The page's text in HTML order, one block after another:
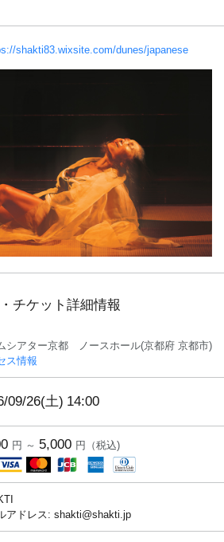
shakti83.wixsite.com/dunes/japanese
チケット詳細情報
シアター京都 ノースホール(京都府 京都市)
ス情報
09/26(土) 14:00
円 ～ 5,000 円（税込)
アドレス: shakti@shakti.jp